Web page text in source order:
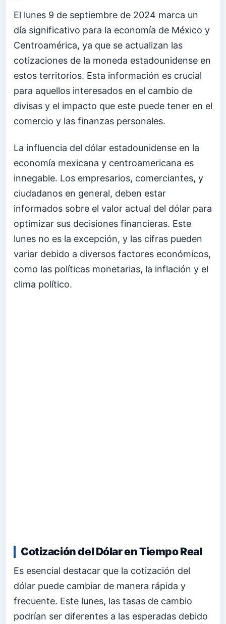
El lunes 9 de septiembre de 2024 marca un
día significativo para la economía de México y
Centroamérica, ya que se actualizan las
cotizaciones de la moneda estadounidense en
estos territorios. Esta información es crucial
para aquellos interesados en el cambio de
divisas y el impacto que este puede tener en el
comercio y las finanzas personales.
La influencia del dólar estadounidense en la
economía mexicana y centroamericana es
innegable. Los empresarios, comerciantes, y
ciudadanos en general, deben estar
informados sobre el valor actual del dólar para
optimizar sus decisiones financieras. Este
lunes no es la excepción, y las cifras pueden
variar debido a diversos factores económicos,
como las políticas monetarias, la inflación y el
clima político.
Cotización del Dólar en Tiempo Real
Es esencial destacar que la cotización del
dólar puede cambiar de manera rápida y
frecuente. Este lunes, las tasas de cambio
podrían ser diferentes a las esperadas debido